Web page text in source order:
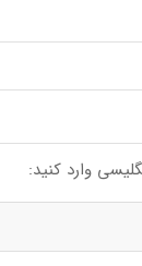
وارد کنید: